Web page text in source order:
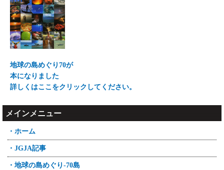
地球の島めぐり70が
本になりました
詳しくはここをクリックしてください。
メインメニュー
・ホーム
・JGJA記事
・地球の島めぐり-70島